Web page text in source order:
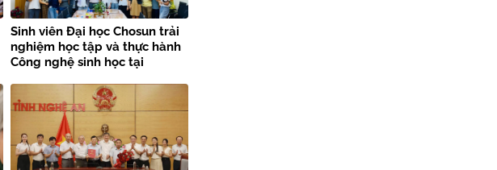
Sinh viên Đại học Chosun trải
nghiệm học tập và thực hành
Công nghệ sinh học tại